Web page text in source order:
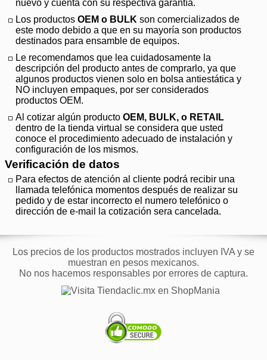
nuevo y cuenta con su respectiva garantía.
Los productos OEM o BULK son comercializados de
este modo debido a que en su mayoría son productos
destinados para ensamble de equipos.
Le recomendamos que lea cuidadosamente la
descripción del producto antes de comprarlo, ya que
algunos productos vienen solo en bolsa antiestática y
NO incluyen empaques, por ser considerados
productos OEM.
Al cotizar algún producto OEM, BULK, o RETAIL
dentro de la tienda virtual se considera que usted
conoce el procedimiento adecuado de instalación y
configuración de los mismos.
Verificación de datos
Para efectos de atención al cliente podrá recibir una
llamada telefónica momentos después de realizar su
pedido y de estar incorrecto el numero telefónico o
dirección de e-mail la cotización sera cancelada.
Los precios de los productos mostrados incluyen IVA y se
muestran en pesos mexicanos.
No nos hacemos responsables por errores de captura.